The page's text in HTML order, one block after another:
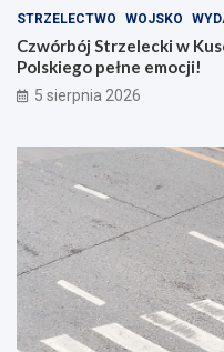
STRZELECTWO WOJSKO
Czwórbój Strzelecki w
Polskiego pełne emocji!
5 sierpnia 2026